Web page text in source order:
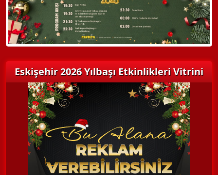
Eskişehir 2026 Yılbaşı Etkinlikleri Vitrini